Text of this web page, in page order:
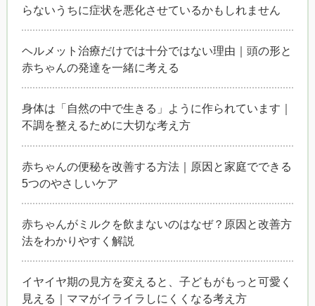
らないうちに症状を悪化させているかもしれません
ヘルメット治療だけでは十分ではない理由｜頭の形と
赤ちゃんの発達を一緒に考える
身体は「自然の中で生きる」ように作られています｜
不調を整えるために大切な考え方
赤ちゃんの便秘を改善する方法｜原因と家庭でできる
5つのやさしいケア
赤ちゃんがミルクを飲まないのはなぜ？原因と改善方
法をわかりやすく解説
イヤイヤ期の見方を変えると、子どもがもっと可愛く
見える｜ママがイライラしにくくなる考え方